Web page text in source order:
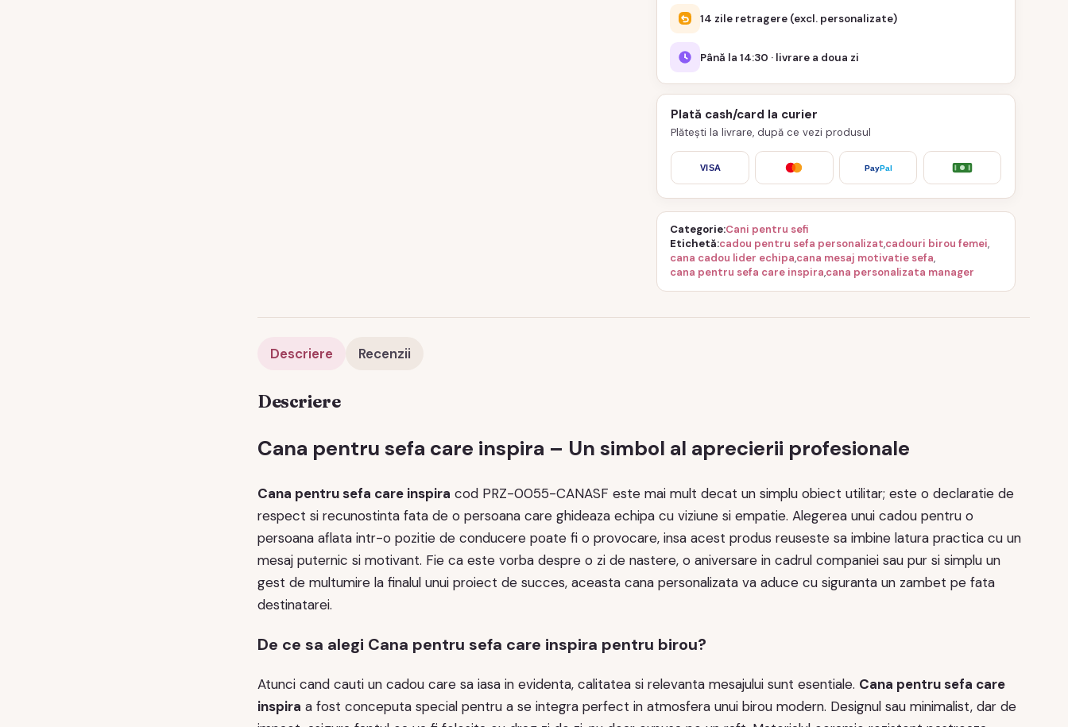
14 zile retragere (excl. personalizate)
Până la 14:30 · livrare a doua zi
Plată cash/card la curier
Plătești la livrare, după ce vezi produsul
VISA PayPal
Categorie Cani pentru sefi
Etichetă cadou pentru sefa personalizat,cadouri birou femei,
cana cadou lider echipa,cana mesaj motivatie sefa,
cana pentru sefa care inspira,cana personalizata manager
Descriere Recenzii
Descriere
Cana pentru sefa care inspira – Un simbol al aprecierii profesionale
Cana pentru sefa care inspira cod PRZ-0055-CANASF este mai mult decat un simplu obiect utilitar; este o declaratie de
respect si recunostinta fata de o persoana care ghideaza echipa cu viziune si empatie. Alegerea unui cadou pentru o
persoana aflata intr-o pozitie de conducere poate fi o provocare, insa acest produs reuseste sa imbine latura practica cu un
mesaj puternic si motivant. Fie ca este vorba despre o zi de nastere, o aniversare in cadrul companiei sau pur si simplu un
gest de multumire la finalul unui proiect de succes, aceasta cana personalizata va aduce cu siguranta un zambet pe fata
destinatarei.
De ce sa alegi Cana pentru sefa care inspira pentru birou?
Atunci cand cauti un cadou care sa iasa in evidenta, calitatea si relevanta mesajului sunt esentiale. Cana pentru sefa care
inspira a fost conceputa special pentru a se integra perfect in atmosfera unui birou modern. Designul sau minimalist, dar de